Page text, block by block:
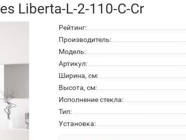
Liberta-L-2-110-C-Cr
Рейтинг:
Производитель:
Модель:
Артикул:
Ширина, см:
Высота, см:
Исполнение стекла:
Тип:
Установка: